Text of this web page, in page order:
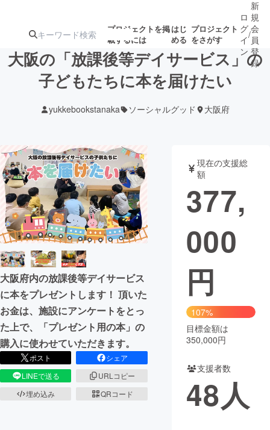
プロジェクトを掲
載するには
はじ
める
プロジェクト
をさがす
ターン
ジェクト
募集終了が近いプ
ロジェクト
もうすぐ公開
されます
アート・写真 音楽
テクノロジー・ガジェット ゲーム・サ
映像・映画
ビジネス・起業
まちづくり・地域活性化
CAMPFIRE for Social Good
CAMPFIRE Creation
CAMPFIREふるさと納税
コミュニティ
ロ
グ
イ
ン
/
新
規
会
員
登
録
大阪の「放課後等デイサービス」の
子どもたちに本を届けたい
yukkebookstanaka ソーシャルグッド 大阪府
大阪府内の放課後等デイサービス
に本をプレゼントします！ 頂いた
お金は、施設にアンケートをとっ
た上で、「プレゼント用の本」の
購入に使わせていただきます。
ポスト
シェア
LINEで送る
URLコピー
埋め込み
QRコード
現在の支援総
額
377,
000
円
107%
目標金額は
350,000円
支援者数
48人